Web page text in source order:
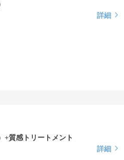
詳細
+質感トリートメント
詳細